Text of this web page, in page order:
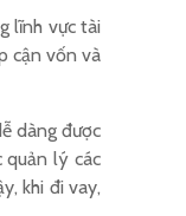
lĩnh vực tài
cận vốn và
dàng được
quản lý các
khi đi vay,